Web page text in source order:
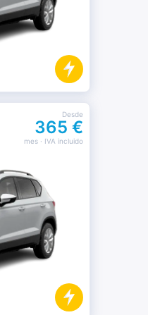
Desde
365 €
mes· IVA incluido